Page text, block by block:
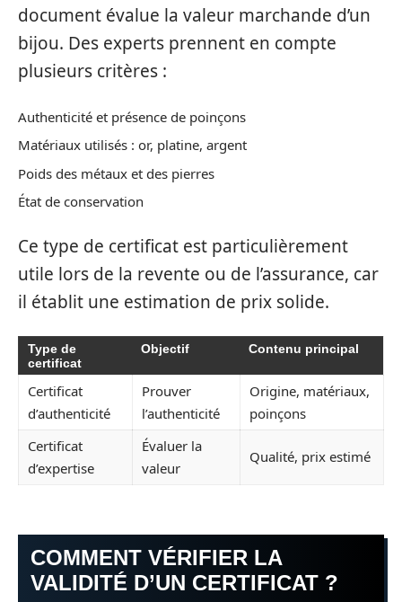
document évalue la valeur marchande d’un
bijou. Des experts prennent en compte
plusieurs critères :
Authenticité et présence de poinçons
Matériaux utilisés : or, platine, argent
Poids des métaux et des pierres
État de conservation
Ce type de certificat est particulièrement
utile lors de la revente ou de l’assurance, car
il établit une estimation de prix solide.
Type de
certificat
Objectif Contenu principal
Certificat
d’authenticité
Prouver
l’authenticité
Origine, matériaux,
poinçons
Certificat
d’expertise
Évaluer la
valeur
Qualité, prix estimé
COMMENT VÉRIFIER LA
VALIDITÉ D’UN CERTIFICAT ?